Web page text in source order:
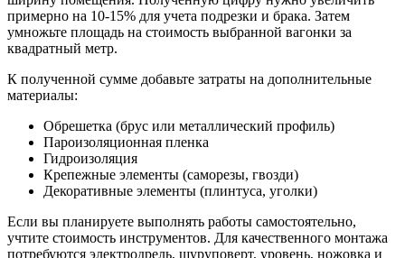
примерно на 10-15% для учета подрезки и брака. Затем
умножьте площадь на стоимость выбранной вагонки за
квадратный метр.
К полученной сумме добавьте затраты на дополнительные
материалы:
Обрешетка (брус или металлический профиль)
Пароизоляционная пленка
Гидроизоляция
Крепежные элементы (саморезы, гвозди)
Декоративные элементы (плинтуса, уголки)
Если вы планируете выполнять работы самостоятельно,
учтите стоимость инструментов. Для качественного монтажа
потребуются электродрель, шуруповерт, уровень, ножовка и